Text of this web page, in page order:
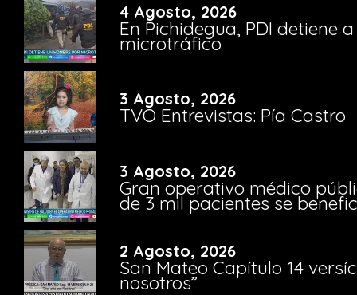
4 Agosto, 2026
En Pichidegua, PDI detiene
microtráfico
3 Agosto, 2026
TVO Entrevistas: Pía Castro
3 Agosto, 2026
Gran operativo médico
de 3 mil pacientes se
2 Agosto, 2026
San Mateo Capítulo 14
nosotros”